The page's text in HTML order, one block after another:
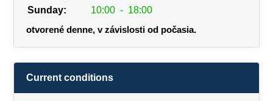
Sunday:
10:00 - 18:00
otvorené denne, v závislosti od počasia.
Current conditions